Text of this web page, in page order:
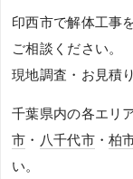
印西市で解体工事
ご相談ください。
現地調査・お見積
千葉県内の各エリ
市 ・ 八千代市・柏
い。